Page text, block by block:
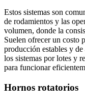
Estos sistemas son
de rodamientos y las
volumen, donde la
Suelen ofrecer un costo
producción estables y
los sistemas por lotes y
para funcionar
Hornos rotatorios